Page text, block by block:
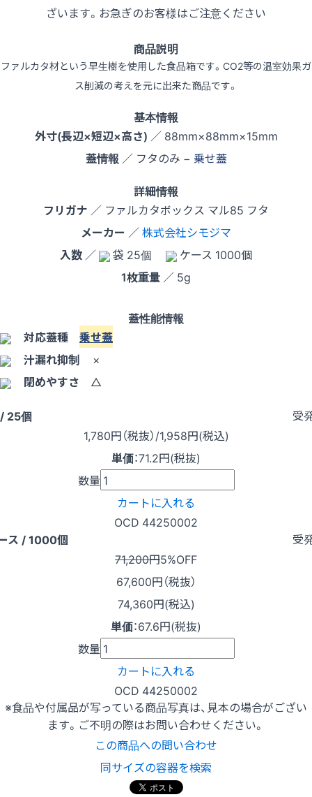
ざいます。お急ぎのお客様はご注意ください
商品説明
ファルカタ材という早生樹を使用した食品箱です。CO2等の温室効果ガ
ス削減の考えを元に出来た商品です。
基本情報
外寸(長辺×短辺×高さ) ／ 88mm×88mm×15mm
蓋情報 ／ フタのみ − 乗せ蓋
詳細情報
フリガナ ／ ファルカタボックス マル85 フタ
メーカー ／株式会社シモジマ
入数 ／ 袋 25個
ケース 1000個
1枚重量 ／ 5g
蓋性能情報
対応蓋種 乗せ蓋
汁漏れ抑制
×
閉めやすさ
△
25個
受
1,780円（税抜）/1,958円(税込)
単価：71.2円(税抜)
数量
カートに入れる
OCD 44250002
ス / 1000個
受
71,200円5%OFF
67,600円（税抜）
74,360円(税込)
単価：67.6円(税抜)
数量
カートに入れる
OCD 44250002
※食品や付属品が写っている商品写真は、見本の場合がござい
ます。ご不明の際はお問い合わせください。
この商品への問い合わせ
同サイズの容器を検索